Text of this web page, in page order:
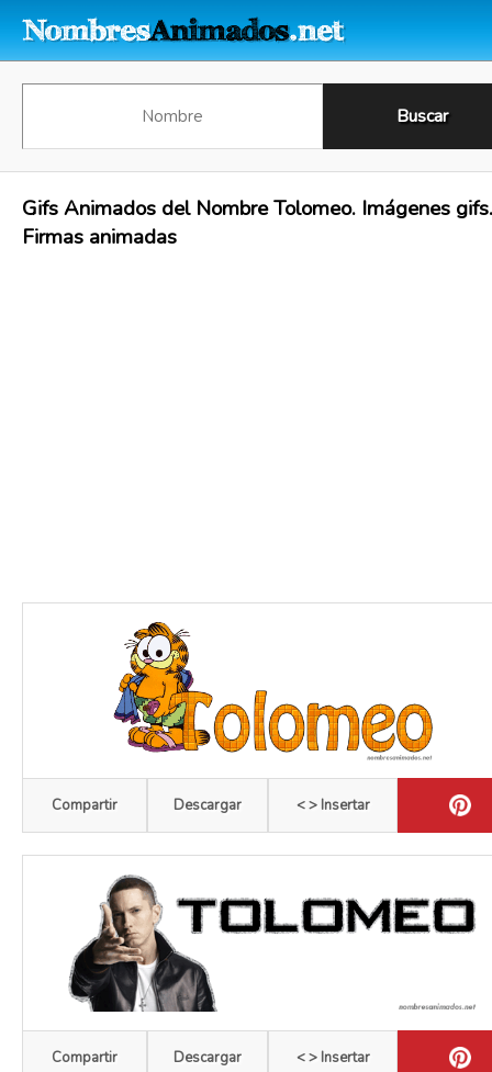
Gifs Animados del Nombre Tolomeo. Imágenes gifs.
Firmas animadas
Compartir Descargar < > Insertar
Compartir Descargar < > Insertar